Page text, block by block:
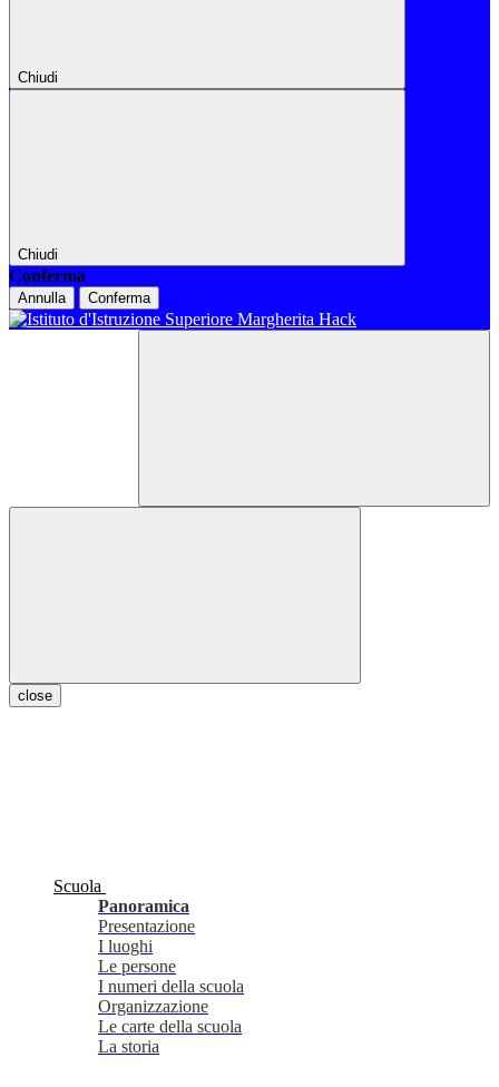
Chiudi
Chiudi
Conferma
Annulla Conferma
close
Scuola
Panoramica
Presentazione
I luoghi
Le persone
I numeri della scuola
Organizzazione
Le carte della scuola
La storia